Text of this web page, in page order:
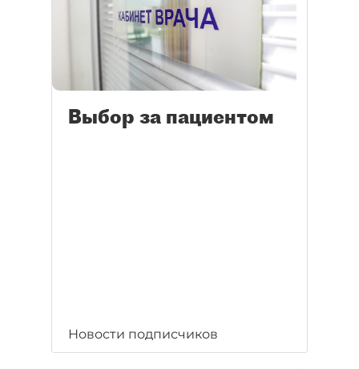
Выбор за пациентом
Новости подписчиков